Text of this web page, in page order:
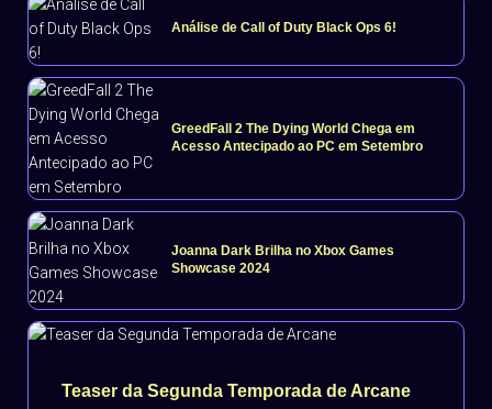
Análise de Call of Duty Black Ops 6!
GreedFall 2 The Dying World Chega em
Acesso Antecipado ao PC em Setembro
Joanna Dark Brilha no Xbox Games
Showcase 2024
Teaser da Segunda Temporada de Arcane